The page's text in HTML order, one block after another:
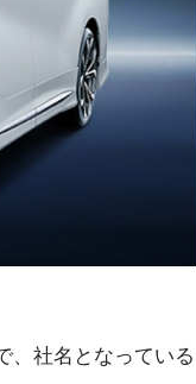
、社名となっている